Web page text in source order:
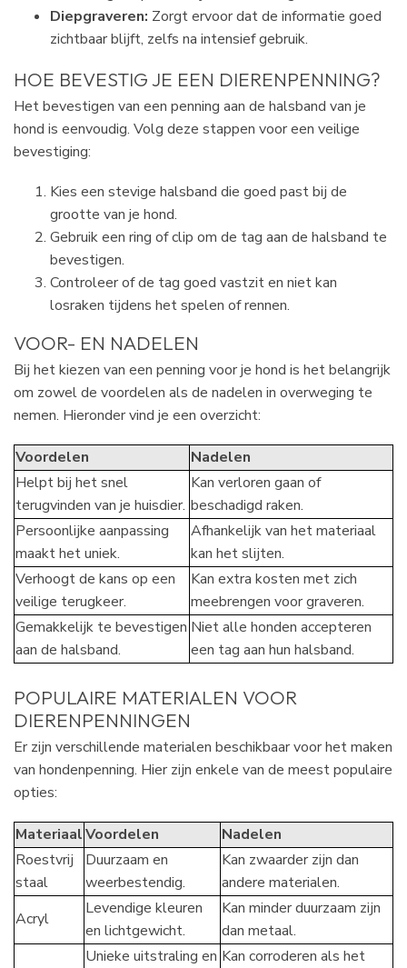
Diepgraveren: Zorgt ervoor dat de informatie goed
zichtbaar blijft, zelfs na intensief gebruik.
HOE BEVESTIG JE EEN DIERENPENNING?
Het bevestigen van een penning aan de halsband van je
hond is eenvoudig. Volg deze stappen voor een veilige
bevestiging:
Kies een stevige halsband die goed past bij de
grootte van je hond.
Gebruik een ring of clip om de tag aan de halsband te
bevestigen.
Controleer of de tag goed vastzit en niet kan
losraken tijdens het spelen of rennen.
VOOR- EN NADELEN
Bij het kiezen van een penning voor je hond is het belangrijk
om zowel de voordelen als de nadelen in overweging te
nemen. Hieronder vind je een overzicht:
Voordelen
Nadelen
Helpt bij het snel
terugvinden van je huisdier.
Kan verloren gaan of
beschadigd raken.
Persoonlijke aanpassing
maakt het uniek.
Afhankelijk van het materiaal
kan het slijten.
Verhoogt de kans op een
veilige terugkeer.
Kan extra kosten met zich
meebrengen voor graveren.
Gemakkelijk te bevestigen
aan de halsband.
Niet alle honden accepteren
een tag aan hun halsband.
POPULAIRE MATERIALEN VOOR
DIERENPENNINGEN
Er zijn verschillende materialen beschikbaar voor het maken
van hondenpenning. Hier zijn enkele van de meest populaire
opties:
MateriaalVoordelen
Nadelen
Roestvrij
staal
Duurzaam en
weerbestendig.
Kan zwaarder zijn dan
andere materialen.
Acryl
Levendige kleuren
en lichtgewicht.
Kan minder duurzaam zijn
dan metaal.
Unieke uitstraling en Kan corroderen als het